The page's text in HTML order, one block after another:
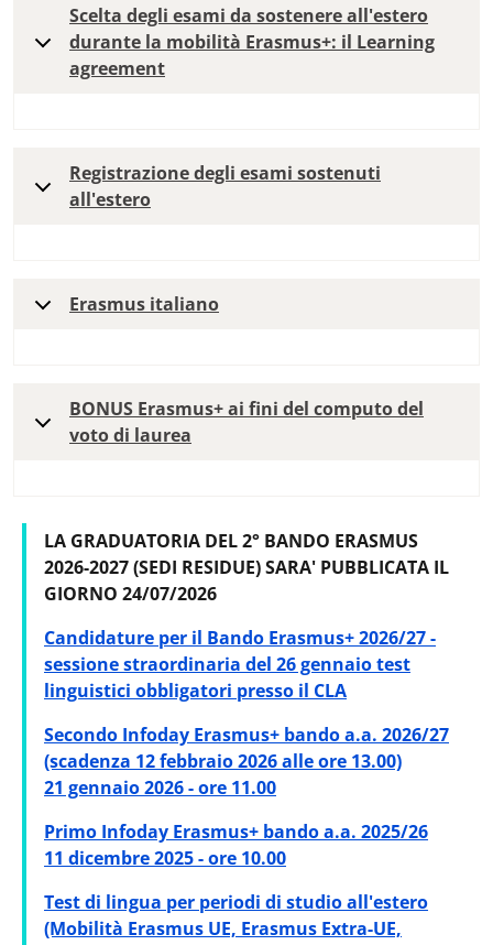
Scelta degli esami da sostenere all'estero
durante la mobilità Erasmus+: il Learning
agreement
Registrazione degli esami sostenuti
all'estero
Erasmus italiano
BONUS Erasmus+ ai fini del computo del
voto di laurea
LA GRADUATORIA DEL 2° BANDO ERASMUS
2026-2027 (SEDI RESIDUE) SARA' PUBBLICATA IL
GIORNO 24/07/2026
Candidature per il Bando Erasmus+ 2026/27 -
sessione straordinaria del 26 gennaio test
linguistici obbligatori presso il CLA
Secondo Infoday Erasmus+ bando a.a. 2026/27
(scadenza 12 febbraio 2026 alle ore 13.00)
21 gennaio 2026 - ore 11.00
Primo Infoday Erasmus+ bando a.a. 2025/26
11 dicembre 2025 - ore 10.00
Test di lingua per periodi di studio all'estero
(Mobilità Erasmus UE, Erasmus Extra-UE,